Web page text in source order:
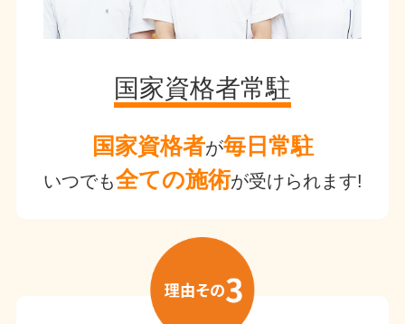
国家資格者常駐
国家資格者が毎日常駐
いつでも全ての施術が受けられます!